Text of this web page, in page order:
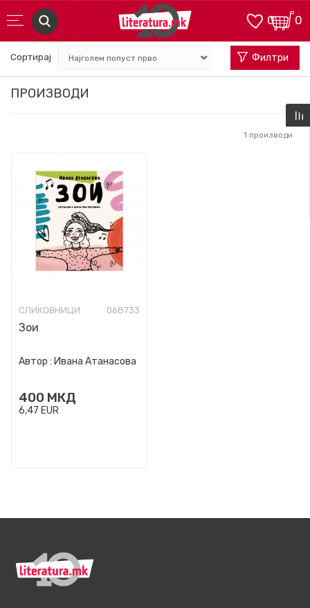
0
0
ПРОИЗВОДИ
Сортирај Филтри
1 производи
СЛИКОВНИЦИ 068733
Зои
Автор : Ивана Атанасова
400 МКД
6,47 EUR